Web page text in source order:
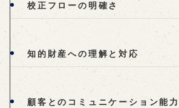
校正フローの明確さ
知的財産への理解と対応
顧客とのコミュニケーション能力